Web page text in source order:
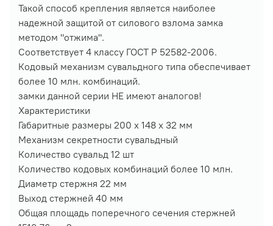
Такой способ крепления является наиболее
надежной защитой от силового взлома замка
методом "отжима".
Соответствует 4 классу ГОСТ Р 52582-2006.
Кодовый механизм сувальдного типа обеспечивает
более 10 млн. комбинаций.
замки данной серии НЕ имеют аналогов!
Характеристики
Габаритные размеры 200 х 148 х 32 мм
Механизм секретности сувальдный
Количество сувальд 12 шт
Количество кодовых комбинаций более 10 млн.
Диаметр стержня 22 мм
Выход стержней 40 мм
Общая площадь поперечного сечения стержней